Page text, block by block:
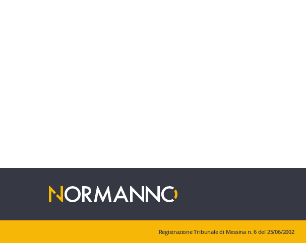
Registrazione Tribunale di Messina n. 6 del 25/06/2002